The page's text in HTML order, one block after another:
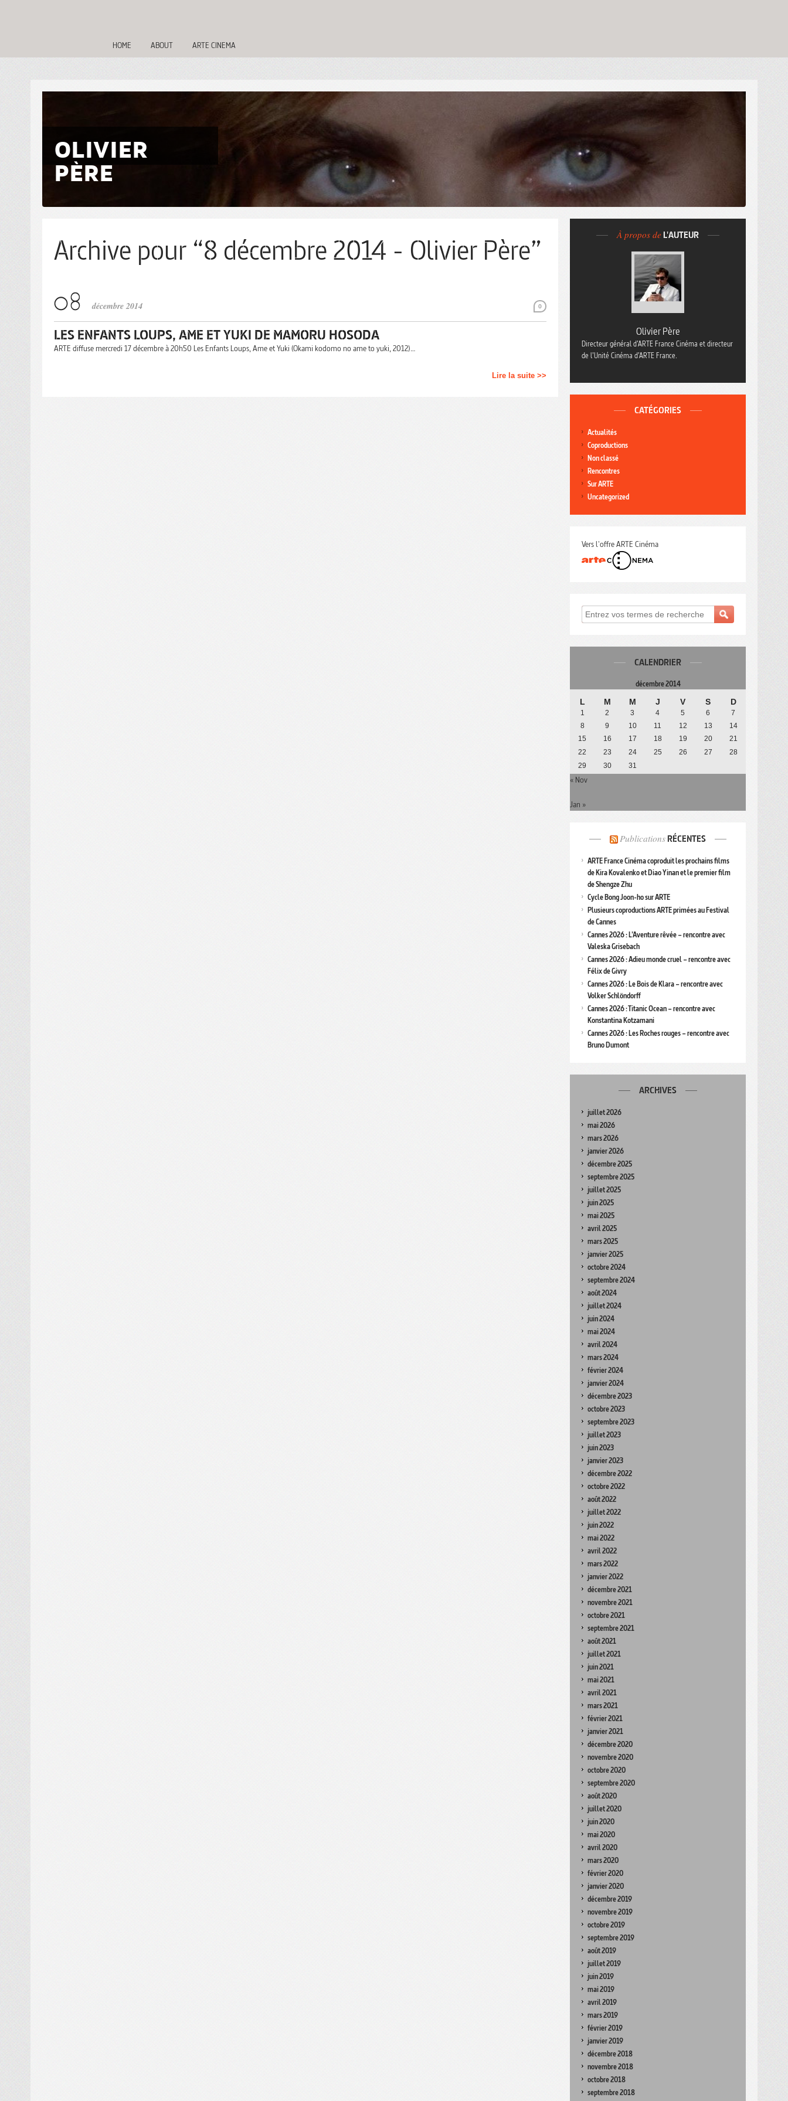
HOME ABOUT ARTE CINEMA
OLIVIER
PÈRE
Archive pour “8 décembre 2014 - Olivier Père”
0
décembre 2014
LES ENFANTS LOUPS, AME ET YUKI DE MAMORU HOSODA
ARTE diffuse mercredi 17 décembre à 20h50 Les Enfants Loups, Ame et Yuki (Okami kodomo no ame to yuki, 2012)…
Lire la suite >>
À propos de L'AUTEUR
Olivier Père
Directeur général d’ARTE France Cinéma et directeur
de l’Unité Cinéma d’ARTE France.
CATÉGORIES
Actualités
Coproductions
Non classé
Rencontres
Sur ARTE
Uncategorized
Vers l'offre ARTE Cinéma
CALENDRIER
décembre 2014
L M M J V S D
1 2 3 4 5 6
7
8
9 10 11 12 13
14
15
16 17 18 19 20
21
22
23 24 25 26 27
28
29
30 31
« Nov
Jan »
Publications RÉCENTES
ARTE France Cinéma coproduit les prochains films
de Kira Kovalenko et Diao Yinan et le premier film
de Shengze Zhu
Cycle Bong Joon-ho sur ARTE
Plusieurs coproductions ARTE primées au Festival
de Cannes
Cannes 2026 : L’Aventure rêvée – rencontre avec
Valeska Grisebach
Cannes 2026 : Adieu monde cruel – rencontre avec
Félix de Givry
Cannes 2026 : Le Bois de Klara – rencontre avec
Volker Schlöndorff
Cannes 2026 : Titanic Ocean – rencontre avec
Konstantina Kotzamani
Cannes 2026 : Les Roches rouges – rencontre avec
Bruno Dumont
ARCHIVES
juillet 2026
mai 2026
mars 2026
janvier 2026
décembre 2025
septembre 2025
juillet 2025
juin 2025
mai 2025
avril 2025
mars 2025
janvier 2025
octobre 2024
septembre 2024
août 2024
juillet 2024
juin 2024
mai 2024
avril 2024
mars 2024
février 2024
janvier 2024
décembre 2023
octobre 2023
septembre 2023
juillet 2023
juin 2023
janvier 2023
décembre 2022
octobre 2022
août 2022
juillet 2022
juin 2022
mai 2022
avril 2022
mars 2022
janvier 2022
décembre 2021
novembre 2021
octobre 2021
septembre 2021
août 2021
juillet 2021
juin 2021
mai 2021
avril 2021
mars 2021
février 2021
janvier 2021
décembre 2020
novembre 2020
octobre 2020
septembre 2020
août 2020
juillet 2020
juin 2020
mai 2020
avril 2020
mars 2020
février 2020
janvier 2020
décembre 2019
novembre 2019
octobre 2019
septembre 2019
août 2019
juillet 2019
juin 2019
mai 2019
avril 2019
mars 2019
février 2019
janvier 2019
décembre 2018
novembre 2018
octobre 2018
septembre 2018